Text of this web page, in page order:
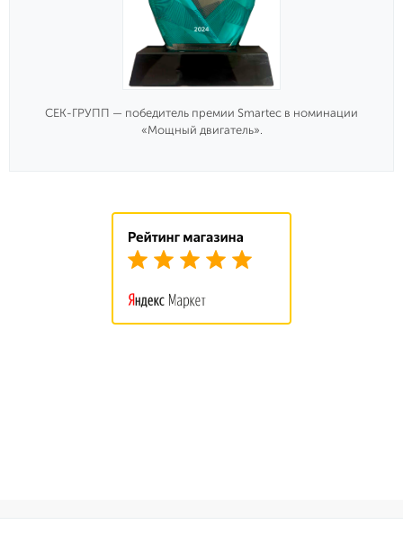
СЕК-ГРУПП — победитель премии Smartec в номинации
«Мощный двигатель».